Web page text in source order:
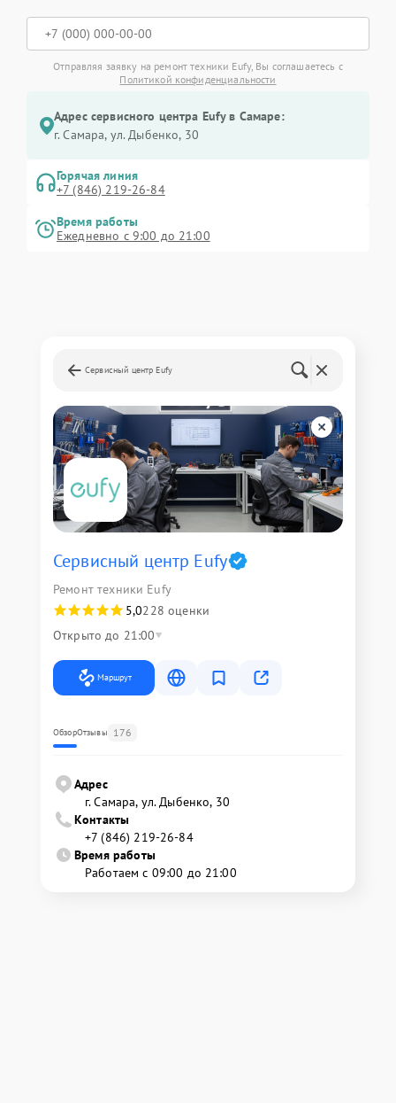
Отправляя заявку на ремонт техники Eufy, Вы соглашаетесь с
Политикой конфиденциальности
Адрес сервисного центра Eufy в Самаре:
г. Самара, ул. Дыбенко, 30
Горячая линия
+7 (846) 219-26-84
Время работы
Ежедневно с 9:00 до 21:00
Сервисный центр Eufy
Сервисный центр Eufy
Ремонт техники Eufy
5,0228 оценки
Открыто до 21:00
Маршрут
ОбзорОтзывы 176
Адрес
г. Самара, ул. Дыбенко, 30
Контакты
+7 (846) 219-26-84
Время работы
Работаем с 09:00 до 21:00